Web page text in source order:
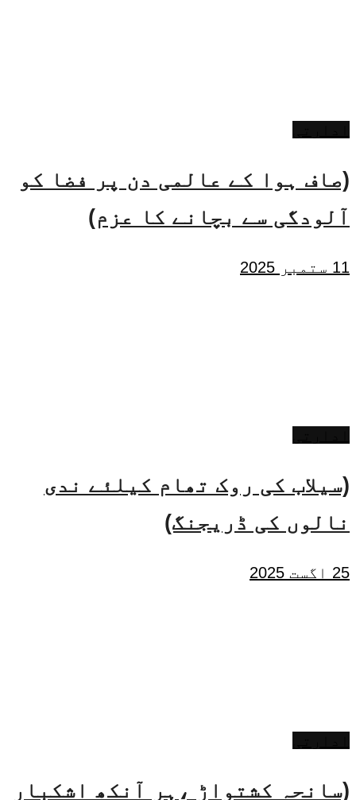
(صاف ہوا کے عالمی دن پر فضا کو
آلودگی سے بچانے کا عزم)
11 ستمبر 2025
(سیلاب کی روک تھام کیلئے ندی
نالوں کی ڈریجنگ)
25 اگست 2025
(سانحہ کشتواڑ ،ہر آنکھ اشکبار